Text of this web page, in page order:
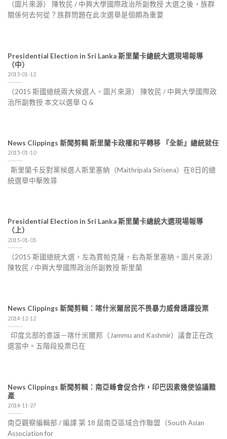
（圖片來源） 陳牧民 / 中興大學國際政治所副教授 大選之後，族群
關係何去何從？族群問題在此次選舉是個頗為重要
Presidential Election in Sri Lanka 斯里蘭卡總統大選現場報導
（中）
2015-01-12
（2015 斯國總統兩大候選人。圖片來源） 陳牧民 / 中興大學國際政
治所副教授 本文以選舉 Q &
News Clippings 新聞剪輯 斯里蘭卡政權和平轉移 『全新』總統就任
2015-01-10
斯里蘭卡反對黨候選人斯里塞納（Maithripala Sirisena）在8日的總
統選舉中擊敗尋
Presidential Election in Sri Lanka 斯里蘭卡總統大選現場報導
（上）
2015-01-05
（2015 斯國總統大選，左為賈帕克薩，右為斯里塞納。圖片來源）
陳牧民 / 中興大學國際政治所副教授 斯里蘭
News Clippings 新聞剪輯：喀什米爾居民不畏暴力威脅踴躍投票
2014-12-12
印度北部的查謨－喀什米爾邦（Jammu and Kashmir）議會正在改
選當中。五階段投票已在
News Clippings 新聞剪輯：南亞峰會促合作，印巴因素幾使協議難
產
2014-11-27
南亞觀察編輯部 / 編譯 第 18 屆南亞區域合作聯盟（South Asian
Association for